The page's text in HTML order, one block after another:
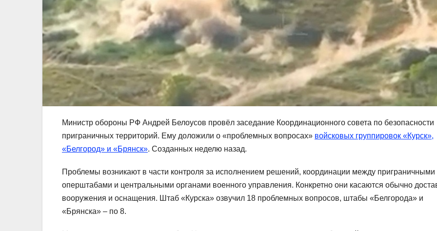
Министр обороны РФ Андрей Белоусов провёл заседание Координационного совета по безопасности
приграничных территорий. Ему доложили о «проблемных вопросах» войсковых группировок «Курск»,
«Белгород» и «Брянск». Созданных неделю назад.
Проблемы возникают в части контроля за исполнением решений, координации между приграничными
оперштабами и центральными органами военного управления. Конкретно они касаются обычно
вооружения и оснащения. Штаб «Курска» озвучил 18 проблемных вопросов, штабы «Белгорода» и
«Брянска» – по 8.